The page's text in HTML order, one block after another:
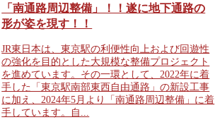
「南通路周辺整備」！！遂に地下通路の
形が姿を現す！！
JR東日本は、東京駅の利便性向上および回遊性
の強化を目的とした大規模な整備プロジェクト
を進めています。その一環として、2022年に着
手した「東京駅南部東西自由通路」の新設工事
に加え、2024年5月より「南通路周辺整備」に着
手しています。自...